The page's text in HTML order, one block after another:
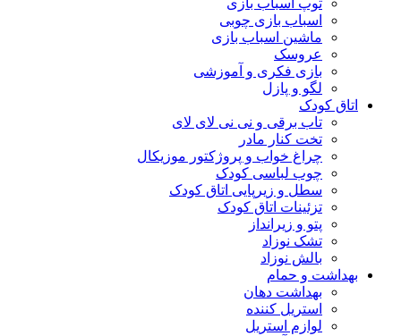
اسباب بازی چوبی
ماشین اسباب بازی
عروسک
بازی فکری و آموزشی
لگو و پازل
اتاق کودک
تاب برقی و نی نی لای لای
تخت کنار مادر
چراغ خواب و پروژکتور موزیکال
چوب لباسی کودک
سطل و زیرپایی اتاق کودک
تزئینات اتاق کودک
پتو و زیرانداز
تشک نوزاد
بالش نوزاد
بهداشت و حمام
بهداشت دهان
استریل کننده
لوازم استریل